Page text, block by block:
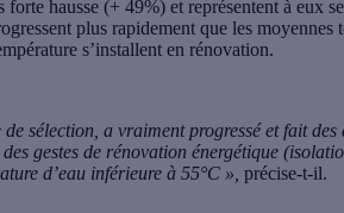
hausse (+ 49%) et représentent à eux
plus rapidement que les
s’installent en rénovation.
sélection, a vraiment progressé et fait
gestes de rénovation énergétique
d’eau inférieure à 55°C », précise-t-il.